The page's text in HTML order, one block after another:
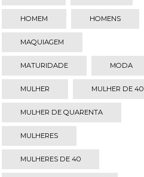
HOMEM HOMENS
MAQUIAGEM
MATURIDADE MODA
MULHER MULHER DE 40
MULHER DE QUARENTA
MULHERES
MULHERES DE 40